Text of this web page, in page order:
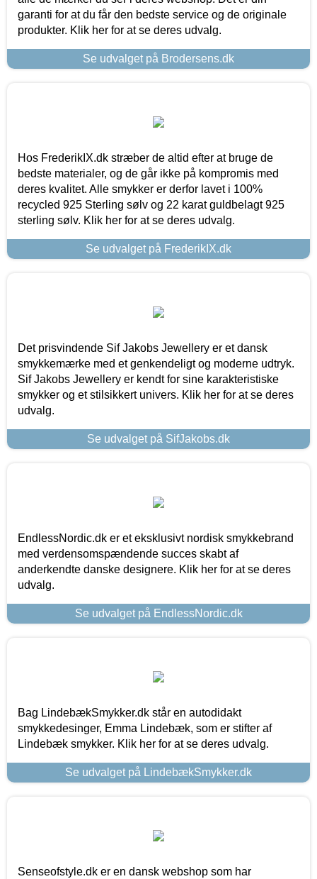
garanti for at du får den bedste service og de originale
produkter. Klik her for at se deres udvalg.
Se udvalget på Brodersens.dk
Hos FrederikIX.dk stræber de altid efter at bruge de
bedste materialer, og de går ikke på kompromis med
deres kvalitet. Alle smykker er derfor lavet i 100%
recycled 925 Sterling sølv og 22 karat guldbelagt 925
sterling sølv. Klik her for at se deres udvalg.
Se udvalget på FrederikIX.dk
Det prisvindende Sif Jakobs Jewellery er et dansk
smykkemærke med et genkendeligt og moderne udtryk.
Sif Jakobs Jewellery er kendt for sine karakteristiske
smykker og et stilsikkert univers. Klik her for at se deres
udvalg.
Se udvalget på SifJakobs.dk
EndlessNordic.dk er et eksklusivt nordisk smykkebrand
med verdensomspændende succes skabt af
anderkendte danske designere. Klik her for at se deres
udvalg.
Se udvalget på EndlessNordic.dk
Bag LindebækSmykker.dk står en autodidakt
smykkedesinger, Emma Lindebæk, som er stifter af
Lindebæk smykker. Klik her for at se deres udvalg.
Se udvalget på LindebækSmykker.dk
Senseofstyle.dk er en dansk webshop som har